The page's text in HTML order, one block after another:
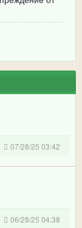
07/28/25 03:42
06/28/25 04:38